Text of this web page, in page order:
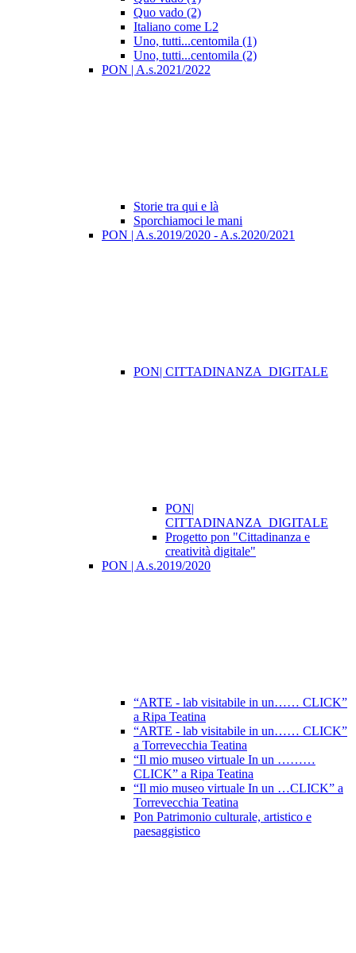
Quo vado (2)
Italiano come L2
Uno, tutti...centomila (1)
Uno, tutti...centomila (2)
PON | A.s.2021/2022
Storie tra qui e là
Sporchiamoci le mani
PON | A.s.2019/2020 - A.s.2020/2021
PON| CITTADINANZA_DIGITALE
PON|
CITTADINANZA_DIGITALE
Progetto pon "Cittadinanza e
creatività digitale"
PON | A.s.2019/2020
“ARTE - lab visitabile in un…… CLICK”
a Ripa Teatina
“ARTE - lab visitabile in un…… CLICK”
a Torrevecchia Teatina
“Il mio museo virtuale In un ………
CLICK” a Ripa Teatina
“Il mio museo virtuale In un …CLICK” a
Torrevecchia Teatina
Pon Patrimonio culturale, artistico e
paesaggistico